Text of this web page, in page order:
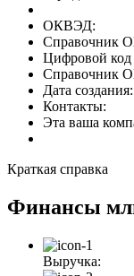
ОКВЭД:
Справочник
Цифровой
Справочник
Дата создания:
Контакты:
Эта ваша
Краткая справка
Финансы
Выручка: